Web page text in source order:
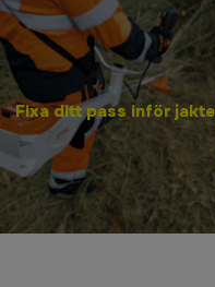
Fixa ditt pass inför